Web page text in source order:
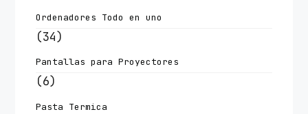
Ordenadores Todo en uno
(34)
Pantallas para Proyectores
(6)
Pasta Termica